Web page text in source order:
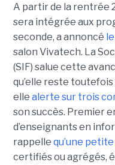
A partir de la rentrée
sera intégrée aux
seconde, a annoncé
salon Vivatech. La
(SIF) salue cette
qu’elle reste
elle alerte sur trois
son succès. Premier
d’enseignants en
rappelle qu’une
certifiés ou agrégés,